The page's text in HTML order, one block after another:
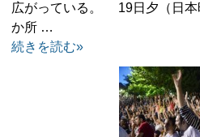
広がっている。 19日夕（日本
か所 …
続きを読む»